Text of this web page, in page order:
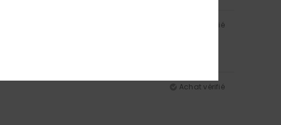
Achat vérifié
Achat vérifié